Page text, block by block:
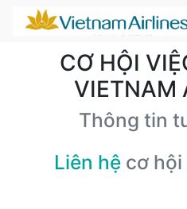
CƠ HỘI
VIETNAM
Thông tin
Liên hệ cơ